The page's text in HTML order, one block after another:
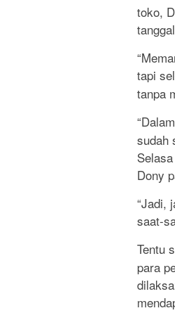
toko,
tapi
tanpa
sudah
Dony
“Jadi,
saat-
Tentu
para